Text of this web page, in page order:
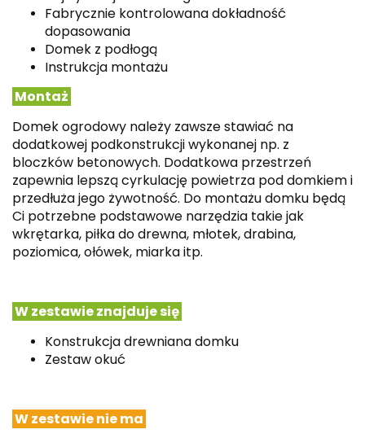
Fabrycznie kontrolowana dokładność
dopasowania
Domek z podłogą
Instrukcja montażu
Montaż
Domek ogrodowy należy zawsze stawiać na
dodatkowej podkonstrukcji wykonanej np. z
bloczków betonowych. Dodatkowa przestrzeń
zapewnia lepszą cyrkulację powietrza pod domkiem i
przedłuża jego żywotność. Do montażu domku będą
Ci potrzebne podstawowe narzędzia takie jak
wkrętarka, piłka do drewna, młotek, drabina,
poziomica, ołówek, miarka itp.
W zestawie znajduje się
Konstrukcja drewniana domku
Zestaw okuć
W zestawie nie ma